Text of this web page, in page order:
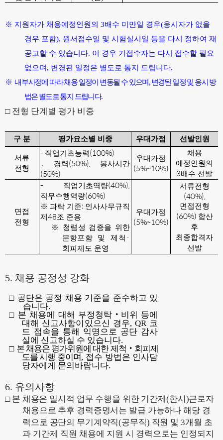
※ 지원자가 채용예정인원의 3배수 미만일 경우(응시자가 없을
경우 포함), 원서접수일 및 시험실시일 등을 다시 정하여 재
공고할 수 있습니다. 이 경우 기접수자는 다시 접수할 필요
없으며 , 변경된 일정은 별도로 통지 드립니다.
※ 내부사정에 따라 채용 일정이 변동될 수 있으며,변경된 일정 및 응시 방
법은 별도로 통지 드립니다.
□ 전형 단계별 평가 비중
구 분 평가요소별 비중 우대가점 선발인원
서류
전형
- 직업기초능력(100%)
․ 경력(50%), 봉사시간
(50%)
우대가점
(5%~10%)
채용
예정인원의
3배수 선발
면접
전형
- 직업기초역량(40%),
직무수행역량(60%)
※ 과락 기준: 인사사무규직
제 48조 준용
※ 청렴성 검증을 위한
문항포함 및 제척 ·
회피제도 운영
우대가점
(5%~10%)
서류전형
(40%),
면접전형
(60%) 합산
후
최종합격자
선발
5. 채용 공정성 강화
□ 공단은 공정 채용 기준을 준수하고 있
습니다.
□ 본 채용에 대해 부정청탁 ‧ 비위 등에
대해 신고사항이있으신 경우, QR 코
드 접속을 통해 익명으로 공단 감사
실에 신고하실 수 있습니다.
□ 본 채용은 평가위원에 대한 제척 ‧ 회피제
도를 시행 중이며, 접수 방법은 인사담
당자에게 문의바랍니다.
6. 유의사항
□ 본 채용은 일시적 업무 수행을 위한 기간제 (한시 )근로자
채용으로 추후 경력증명서는 발급 가능하나 해당 경
력으로 공단의 무기계약직(공무직) 직원 및3개월 초
과 기간제 직원 채용에 지원 시 경력으로는 인정되지